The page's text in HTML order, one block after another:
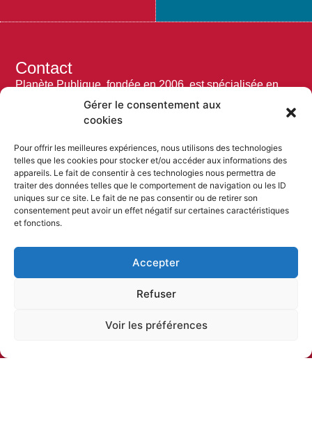
Gérer le consentement aux
cookies
Pour offrir les meilleures expériences, nous utilisons des technologies
telles que les cookies pour stocker et/ou accéder aux informations des
appareils. Le fait de consentir à ces technologies nous permettra de
traiter des données telles que le comportement de navigation ou les ID
uniques sur ce site. Le fait de ne pas consentir ou de retirer son
consentement peut avoir un effet négatif sur certaines caractéristiques
et fonctions.
Accepter
Refuser
Voir les préférences
Contact
Planète Publique, fondée en 2006, est spécialisée en
évaluation de politiques publiques.
Accueil
Nous
Métiers
Domaines
Méthodes
Réalisations
Politique de confidentialité